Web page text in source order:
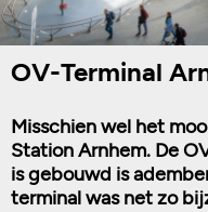
OV-Terminal
Misschien wel het
Station Arnhem. De
is gebouwd is
terminal was net zo